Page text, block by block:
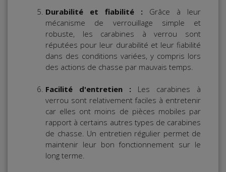
Durabilité et fiabilité : Grâce à leur
mécanisme de verrouillage simple et
robuste, les carabines à verrou sont
réputées pour leur durabilité et leur fiabilité
dans des conditions variées, y compris lors
des actions de chasse par mauvais temps.
Facilité d'entretien : Les carabines à
verrou sont relativement faciles à entretenir
car elles ont moins de pièces mobiles par
rapport à certains autres types de carabines
de chasse. Un entretien régulier permet de
maintenir leur bon fonctionnement sur le
long terme.